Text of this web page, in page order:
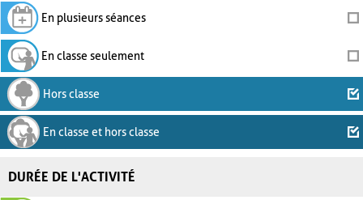
En plusieurs séances
En classe seulement
Hors classe
En classe et hors classe
DURÉE DE L'ACTIVITÉ